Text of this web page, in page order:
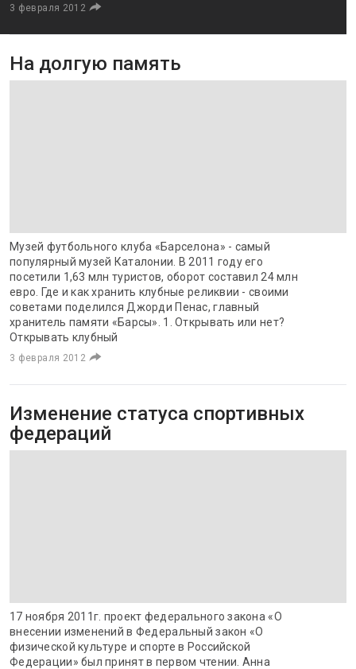
3 февраля 2012
На долгую память
Музей футбольного клуба «Барселона» - самый
популярный музей Каталонии. В 2011 году его
посетили 1,63 млн туристов, оборот составил 24 млн
евро. Где и как хранить клубные реликвии - своими
советами поделился Джорди Пенас, главный
хранитель памяти «Барсы». 1. Открывать или нет?
Открывать клубный
3 февраля 2012
Изменение статуса спортивных
федераций
17 ноября 2011г. проект федерального закона «О
внесении изменений в Федеральный закон «О
физической культуре и спорте в Российской
Федерации» был принят в первом чтении. Анна